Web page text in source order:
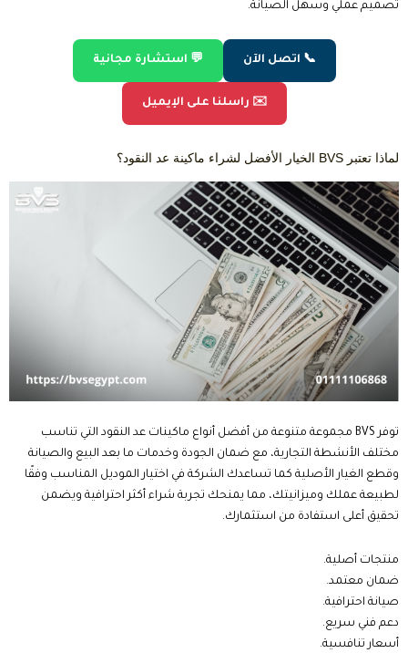
توفر BVS مجموعة متنوعة من أفضل أنواع ماكينات عد النقود التي تناسب
وقطع الغيار الأصلية كما تساعدك الشركة في اختيار الموديل المناسب وفقًا
لطبيعة عملك وميزانيتك، مما يمنحك تجربة شراء أكثر احترافية ويضمن
تحقيق أعلى استفادة من استثمارك.
ضمان معتمد.
صيانة احترافية.
دعم فني سريع.
أسعار تنافسية.
توفير قطع الغيار.
استشارات قبل الشراء.
اقراء المزيد عن :
افضل ماكينة عد نقود 2026 قارن الآن واطلب بأفضل
📞 اتصل الآن 💬 استشارة مجانية
✉️ راسلنا على الإيميل
7 نصائح حول أفضل أنواع ماكينات عد النقود
اختيار أفضل أنواع ماكينات عد النقود لا يعتمد على السعر فقط، بل على مدى
المناسب يساعد على تسريع العمل، وتقليل الأخطاء، وحماية أموالك من
العملات المزورة، كما يضمن أداءً مستقرًا لسنوات عند اختيار علامة تجارية
موثوقة لذلك احرص على تقييم المواصفات والخدمات المرافقة قبل اتخاذ قرار
الشراء حتى تحقق أفضل قيمة مقابل استثمارك.